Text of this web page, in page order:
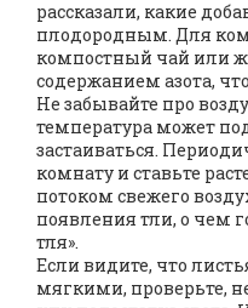
рассказали, какие
плодородным. Для
компостный чай или
содержанием азота,
Не забывайте про
температура может
застаиваться.
комнату и ставьте
потоком свежего
появления тли, о чем
тля».
Если видите, что
мягкими, проверьте,